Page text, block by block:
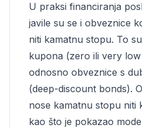
U praksi financiranja
javile su se i obveznice
niti kamatnu stopu. To
kupona (zero ili very
odnosno obveznice s
(deep-discount bonds).
nose kamatnu stopu niti
kao što je pokazao